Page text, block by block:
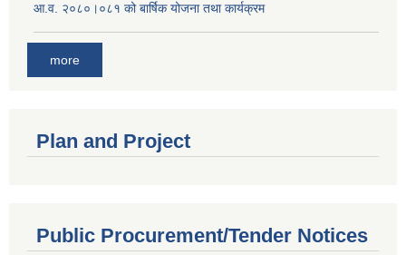
आ.व. २०८०।०८१ को बार्षिक योजना तथा कार्यक्रम
more
Plan and Project
Public Procurement/Tender Notices